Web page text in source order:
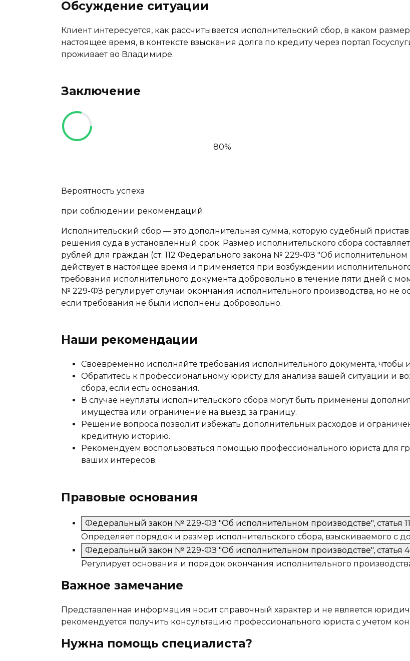
Обсуждение ситуации
Клиент интересуется, как рассчитывается исполнительский сбор, в каком
настоящее время, в контексте взыскания долга по кредиту через портал
проживает во Владимире.
Заключение
80%
Вероятность успеха
при соблюдении рекомендаций
Исполнительский сбор — это дополнительная сумма, которую судебный
решения суда в установленный срок. Размер исполнительского сбора
рублей для граждан (ст. 112 Федерального закона № 229-ФЗ "Об
действует в настоящее время и применяется при возбуждении
требования исполнительного документа добровольно в течение пяти дней с
№ 229-ФЗ регулирует случаи окончания исполнительного производства, но не
если требования не были исполнены добровольно.
Наши рекомендации
Своевременно исполняйте требования исполнительного документа, чтобы
Обратитесь к профессиональному юристу для анализа вашей ситуации и
сбора, если есть основания.
В случае неуплаты исполнительского сбора могут быть применены
имущества или ограничение на выезд за границу.
Решение вопроса позволит избежать дополнительных расходов и
кредитную историю.
Рекомендуем воспользоваться помощью профессионального юриста для
ваших интересов.
Правовые основания
Федеральный закон № 229-ФЗ "Об исполнительном производстве", статья
Определяет порядок и размер исполнительского сбора, взыскиваемого с
Федеральный закон № 229-ФЗ "Об исполнительном производстве", статья
Регулирует основания и порядок окончания исполнительного
Важное замечание
Представленная информация носит справочный характер и не является
рекомендуется получить консультацию профессионального юриста с учетом
Нужна помощь специалиста?